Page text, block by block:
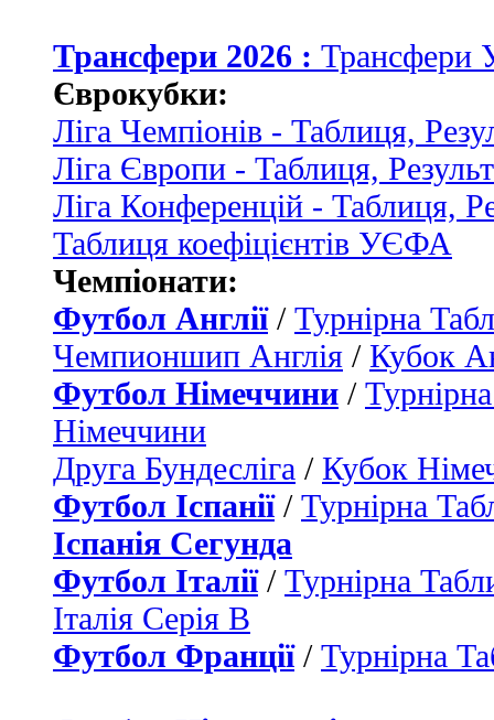
Трансфери 2026 : Трансфери
Єврокубки:
Ліга Чемпіонів - Таблиця,
Ліга Європи - Таблиця,
Ліга Конференцій - Таблиця,
Таблиця коефіцієнтів УЄФА
Чемпіонати:
Футбол Англії/ Турнірна
Чемпионшип Англія / Кубок
Футбол Німеччини /
Німеччини
Друга Бундесліга / Кубок
Футбол Іспанії/ Турнірна
Іспанія Сегунда
Футбол Італії/ Турнірна
Італія Серія B
Футбол Франції/ Турнірна